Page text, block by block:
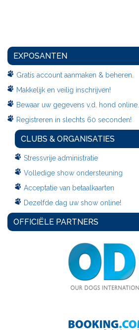
EXPOSANTEN
Gratis account aanmaken & beheren.
Makkelijk en veilig inschrijven!
Bewaar uw gegevens v.d. hond online.
Registreren in slechts 60 seconden!
CLUBS & ORGANISATIES
Stressvrije administratie
Volledige show ondersteuning
Acceptatie van betaalkaarten
Dezelfde dag uw show online!
OFFICIËLE PARTNERS